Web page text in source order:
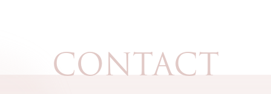
CONTACT